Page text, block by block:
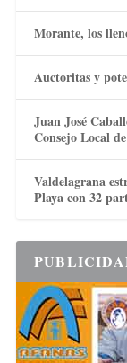
Morante, los
Auctoritas y
Juan José
Consejo Local
Valdelagrana
Playa con 32